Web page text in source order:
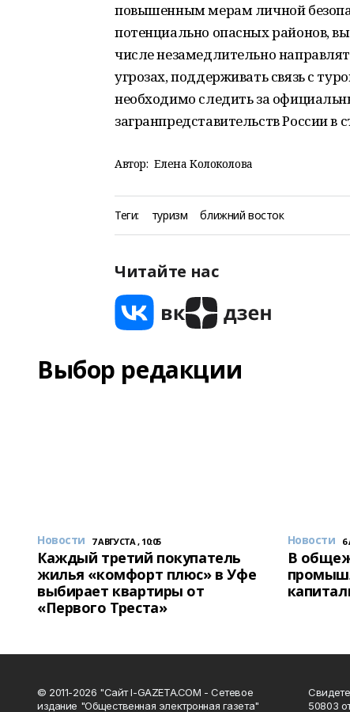
повышенным мерам личной
потенциально опасных районов,
числе незамедлительно
угрозах, поддерживать связь с
необходимо следить за
загранпредставительств России в
Автор: Елена Колоколова
Теги: туризм ближний восток
Читайте нас
Выбор редакции
Новости 7 АВГУСТА , 10:05
Каждый третий покупатель
жилья «комфорт плюс» в Уфе
выбирает квартиры от
«Первого Треста»
Новости 6
В
© 2011-2026 "Сайт I-GAZETA.COM - Сетевое
издание "Общественная электронная газета"
50803